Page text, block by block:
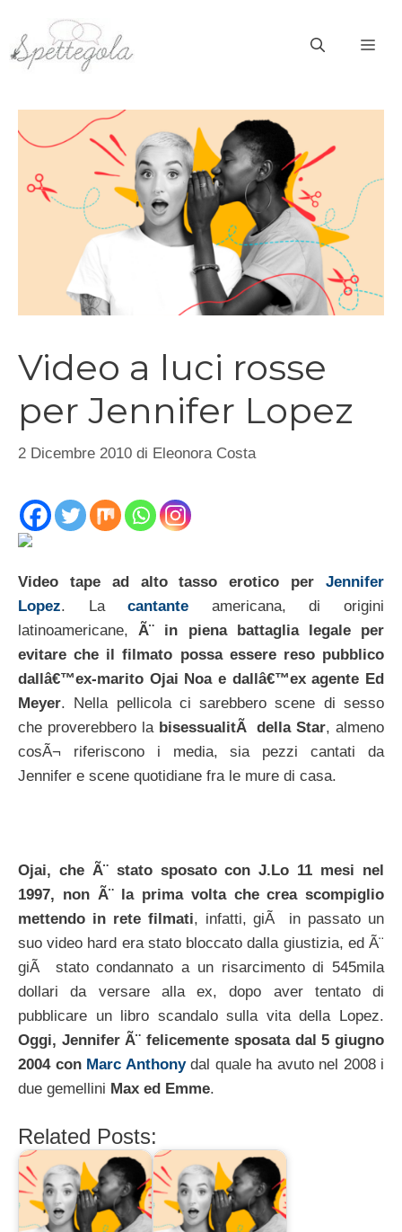
contenuto
Video a luci rosse
per Jennifer Lopez
2 Dicembre 2010 di Eleonora Costa
Video tape ad alto tasso erotico per Jennifer
Lopez. Lacantante americana, di origini
latinoamericane,Ã¨ in piena battaglia legale per
evitare che il filmato possa essere reso pubblico
dallâ€™ex-marito Ojai Noa e dallâ€™ex agente Ed
Meyer. Nella pellicola ci sarebbero scene di sesso
che proverebbero la bisessualitÃ della Star, almeno
cosÃ¬ riferiscono i media, sia pezzi cantati da
Jennifer e scene quotidiane fra le mure di casa.
Ojai, che Ã¨ stato sposato con J.Lo 11 mesi nel
1997, non Ã¨ la prima volta che crea scompiglio
mettendo in rete filmati, infatti, giÃ in passato un
suo video hard era stato bloccato dalla giustizia, ed Ã¨
giÃ stato condannato a un risarcimento di 545mila
dollari da versare alla ex, dopo aver tentato di
pubblicare un libro scandalo sulla vita della Lopez.
Oggi, Jennifer Ã¨ felicemente sposata dal 5 giugno
2004 con Marc Anthonydal quale ha avuto nel 2008 i
due gemellini Max ed Emme.
Related Posts: